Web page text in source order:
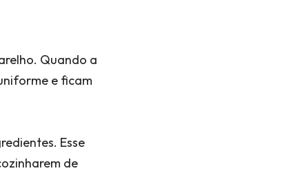
Quando a
e ficam
Esse
de